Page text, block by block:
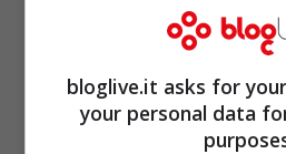
Soleil Stasi,
ora un altro
bloglive.it asks for
your personal data